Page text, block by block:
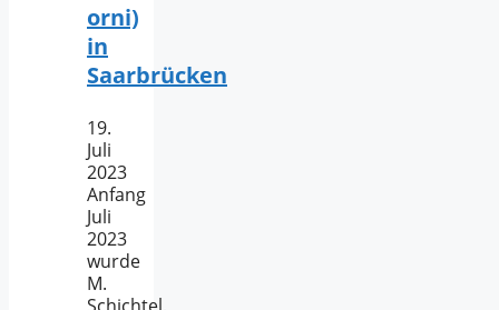
orni)
in
Saarbrücken
19.
Juli
2023
Anfang
Juli
2023
wurde
M.